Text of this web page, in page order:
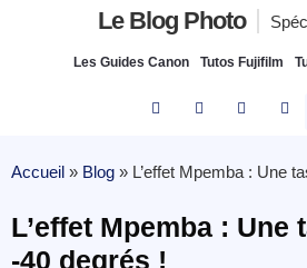
Le Blog Photo
Les Guides Canon Tutos Fujifilm
Accueil » Blog » L’effet Mpemba : Une
L’effet Mpemba : Une
-40 degrés !